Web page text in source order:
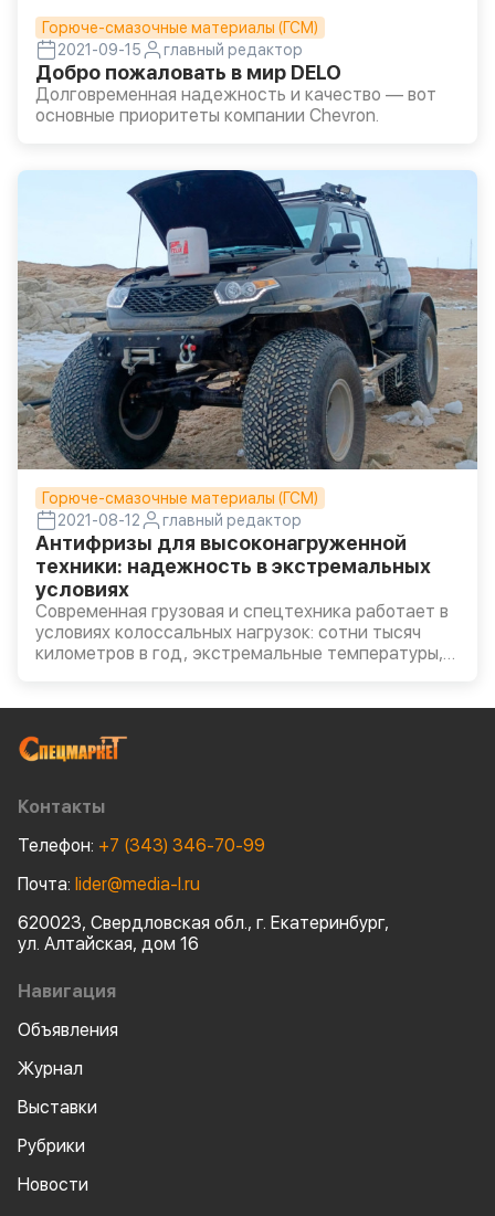
Горюче-смазочные материалы (ГСМ)
2021-09-15
главный редактор
Добро пожаловать в мир DELO
Долговременная надежность и качество — вот
основные приоритеты компании Chevron.
Горюче-смазочные материалы (ГСМ)
2021-08-12
главный редактор
Антифризы для высоконагруженной
техники: надежность в экстремальных
условиях
Современная грузовая и спецтехника работает в
условиях колоссальных нагрузок: сотни тысяч
километров в год, экстремальные температуры,
работоспособность. Одна из ключевых - система
охлаждения, где антифриз выступает не только
Навигация
Объявления
Журнал
Выставки
Рубрики
Новости
Контакты
Телефон: +7 (343) 346-70-99
Почта: lider@media-l.ru
620023, Свердловская обл., г. Екатеринбург,
ул. Алтайская, дом 16